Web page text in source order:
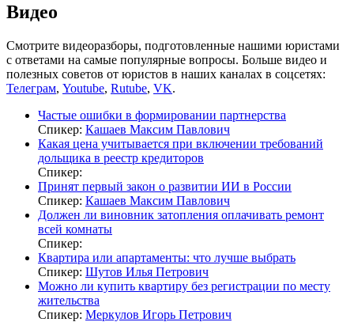
Видео
Смотрите видеоразборы, подготовленные нашими юристами
с ответами на самые популярные вопросы. Больше видео и
полезных советов от юристов в наших каналах в соцсетях:
Телеграм, Youtube, Rutube, VK.
Частые ошибки в формировании партнерства
Спикер: Кашаев Максим Павлович
Какая цена учитывается при включении требований
дольщика в реестр кредиторов
Спикер:
Принят первый закон о развитии ИИ в России
Спикер: Кашаев Максим Павлович
Должен ли виновник затопления оплачивать ремонт
всей комнаты
Спикер:
Квартира или апартаменты: что лучше выбрать
Спикер: Шутов Илья Петрович
Можно ли купить квартиру без регистрации по месту
жительства
Спикер: Меркулов Игорь Петрович